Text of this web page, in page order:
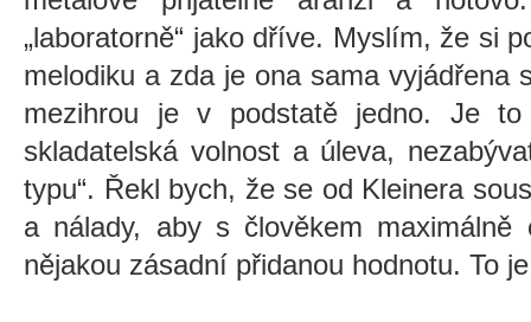
„laboratorně“ jako dříve. Myslím, že si
melodiku a zda je ona sama vyjádřena
mezihrou je v podstatě jedno. Je to
skladatelská volnost a úleva,
typu“. Řekl bych, že se od Kleinera
a nálady, aby s člověkem
nějakou zásadní přidanou hodnotu. To